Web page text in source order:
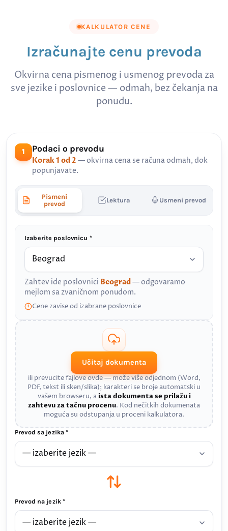
KALKULATOR CENE
Izračunajte cenu prevoda
Okvirna cena pismenog i usmenog prevoda za
sve jezike i poslovnice — odmah, bez čekanja na
ponudu.
1 Podaci o prevodu
Korak 1 od 2 — okvirna cena se računa odmah, dok
popunjavate.
Pismeni
prevod
Lektura Usmeni prevod
Izaberite poslovnicu *
Zahtev ide poslovnici Beograd— odgovaramo
mejlom sa zvaničnom ponudom.
Cene zavise od izabrane poslovnice
Učitaj dokumenta
ili prevucite fajlove ovde — može više odjednom (Word,
PDF, tekst ili sken/slika); karakteri se broje automatski u
vašem browseru, aista dokumenta se prilažu i
zahtevu za tačnu procenu. Kod nečitkih dokumenata
moguća su odstupanja u proceni kalkulatora.
Prevod sa jezika *
Prevod na jezik *